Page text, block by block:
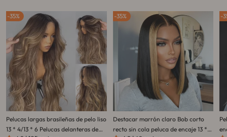
35%
Pelucas largas brasileñas de pelo liso
13 * 4/13 * 6 Pelucas delanteras de
35%
Destacar marrón claro Bob corto
recto sin cola peluca de encaje 13 *